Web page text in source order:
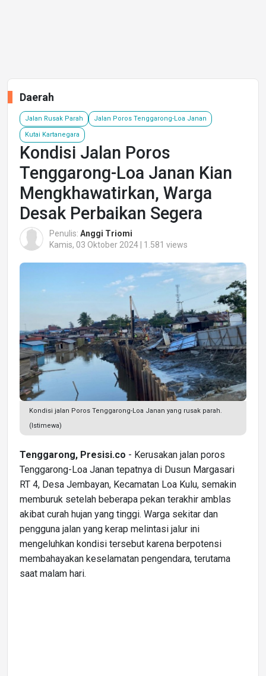
Daerah
Jalan Rusak Parah Jalan Poros Tenggarong-Loa Janan
Kutai Kartanegara
Kondisi Jalan Poros
Tenggarong-Loa Janan Kian
Mengkhawatirkan, Warga
Desak Perbaikan Segera
Penulis: Anggi Triomi
Kamis, 03 Oktober 2024 | 1.581 views
Kondisi jalan Poros Tenggarong-Loa Janan yang rusak parah.
(Istimewa)
Tenggarong, Presisi.co - Kerusakan jalan poros
Tenggarong-Loa Janan tepatnya di Dusun Margasari
RT 4, Desa Jembayan, Kecamatan Loa Kulu, semakin
memburuk setelah beberapa pekan terakhir amblas
akibat curah hujan yang tinggi. Warga sekitar dan
pengguna jalan yang kerap melintasi jalur ini
mengeluhkan kondisi tersebut karena berpotensi
membahayakan keselamatan pengendara, terutama
saat malam hari.